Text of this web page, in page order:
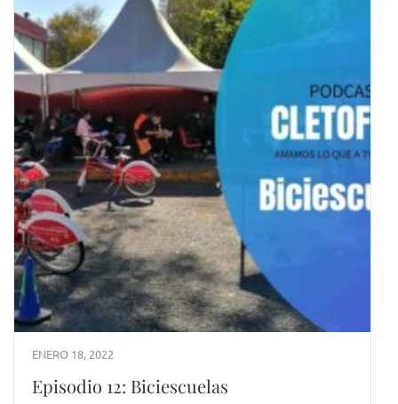
ENERO 18, 2022
Episodio 12: Biciescuelas